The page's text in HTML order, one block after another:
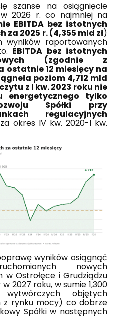
szanse na osiągnięcie
2026 r. co najmniej na
EBITDA bez istotnych
2025 r. (4,355 mld zł)
wyników raportowanych
EBITDA bez istotnych
(zgodnie z
ostatnie 12 miesięcy na
poziom 4,712 mld
z I kw. 2023 roku nie
tylko
Spółki przy
regulacyjnych
okres IV kw. 2020-I kw.
wyników osiągnąć
nowych
Ostrołęce i Grudziądzu
2027 roku, w sumie 1,300
objętych
z rynku mocy) co dobrze
Spółki w następnych